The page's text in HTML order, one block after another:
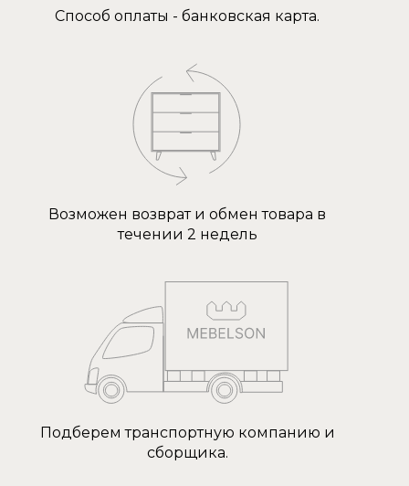
Способ оплаты - банковская карта.
Возможен возврат и обмен товара в
течении 2 недель
Подберем транспортную компанию и
сборщика.